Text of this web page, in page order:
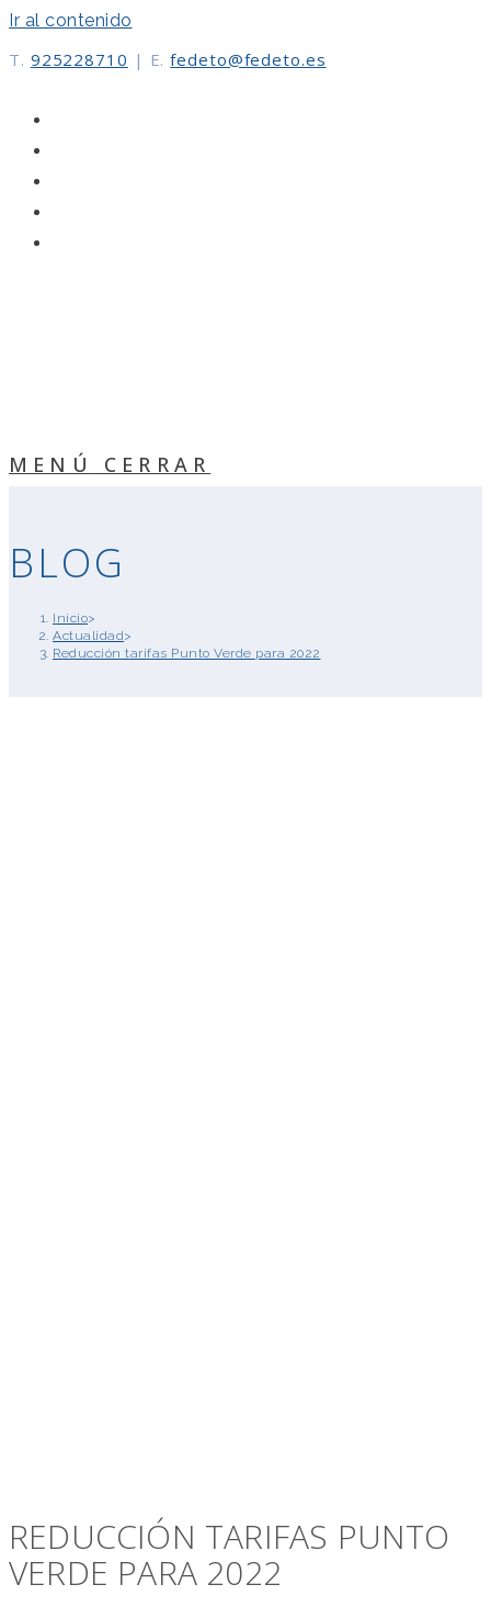
Ir al contenido
T. 925228710 | E. fedeto@fedeto.es
MENÚ CERRAR
BLOG
Inicio>
Actualidad>
Reducción tarifas Punto Verde para 2022
REDUCCIÓN TARIFAS PUNTO
VERDE PARA 2022